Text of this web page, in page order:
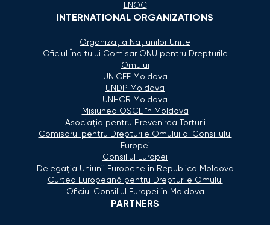
ENOC
INTERNATIONAL ORGANIZATIONS
Organizaţia Naţiunilor Unite
Oficiul Înaltului Comisar ONU pentru Drepturile
Omului
UNICEF Moldova
UNDP Moldova
UNHCR Moldova
Misiunea OSCE în Moldova
Asociaţia pentru Prevenirea Torturii
Comisarul pentru Drepturile Omului al Consiliului
Europei
Consiliul Europei
Delegaţia Uniunii Europene în Republica Moldova
Curtea Europeană pentru Drepturile Omului
Oficiul Consiliul Europei în Moldova
PARTNERS